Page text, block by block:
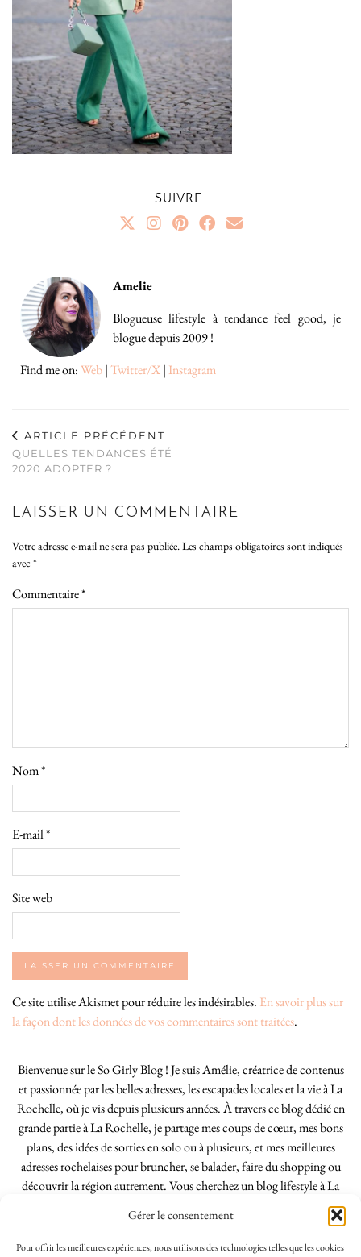
Gérer le consentement
Pour offrir les meilleures expériences, nous utilisons des technologies telles que les cookies
SUIVRE:
Amelie
Blogueuse lifestyle à tendance feel good, je
blogue depuis 2009 !
Find me on:Web|Twitter/X| Instagram
ARTICLE PRÉCÉDENT
QUELLES TENDANCES ÉTÉ
2020 ADOPTER ?
LAISSER UN COMMENTAIRE
Votre adresse e-mail ne sera pas publiée.Les champs obligatoires sont indiqués
avec *
Commentaire*
Nom*
E-mail*
Site web
Ce site utilise Akismet pour réduire les indésirables. En savoir plus sur
la façon dont les données de vos commentaires sont traitées.
Bienvenue sur le So Girly Blog ! Je suis Amélie, créatrice de contenus
et passionnée par les belles adresses, les escapades locales et la vie à La
Rochelle, où je vis depuis plusieurs années. À travers ce blog dédié en
grande partie à La Rochelle, je partage mes coups de cœur, mes bons
plans, des idées de sorties en solo ou à plusieurs, et mes meilleures
adresses rochelaises pour bruncher, se balader, faire du shopping ou
découvrir la région autrement. Vous cherchez un blog lifestyle à La
Rochelle, tenu par une locale ? Vous êtes au bon endroit. Que vous
soyez Rochelais·e ou de passage dans notre belle ville, j’espère que mes
articles vous aideront à profiter de La Rochelle comme un·e vrai·e